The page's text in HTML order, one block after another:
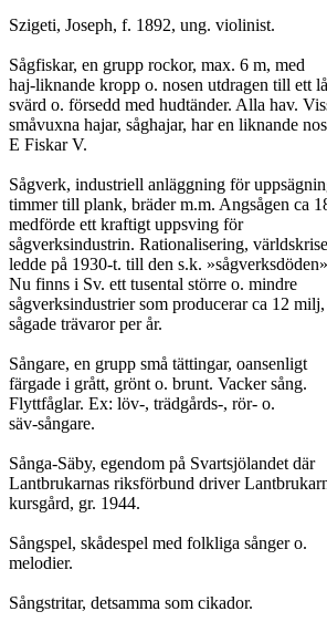
Szigeti, Joseph, f. 1892, ung. violinist.
Sågfiskar, en grupp rockor, max. 6 m, med
haj-liknande kropp o. nosen utdragen till ett
svärd o. försedd med hudtänder. Alla hav.
småvuxna hajar, såghajar, har en liknande
E Fiskar V.
Sågverk, industriell anläggning för
timmer till plank, bräder m.m. Angsågen ca
medförde ett kraftigt uppsving för
sågverksindustrin. Rationalisering,
ledde på 1930-t. till den s.k.
Nu finns i Sv. ett tusental större o. mindre
sågverksindustrier som producerar ca 12 milj,
sågade trävaror per år.
Sångare, en grupp små tättingar, oansenligt
färgade i grått, grönt o. brunt. Vacker sång.
Flyttfåglar. Ex: löv-, trädgårds-, rör- o.
säv-sångare.
Sånga-Säby, egendom på Svartsjölandet där
Lantbrukarnas riksförbund driver
kursgård, gr. 1944.
Sångspel, skådespel med folkliga sånger o.
melodier.
Sångstritar, detsamma som cikador.